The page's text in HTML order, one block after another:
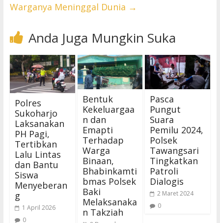
Warganya Meninggal Dunia →
Anda Juga Mungkin Suka
Polres
Sukoharjo
Laksanakan
PH Pagi,
Tertibkan
Lalu Lintas
dan Bantu
Siswa
Menyeberan
g
1 April 2026
0
Bentuk
Kekeluargaa
n dan
Emapti
Terhadap
Warga
Binaan,
Bhabinkamti
bmas Polsek
Baki
Melaksanaka
n Takziah
Pasca
Pungut
Suara
Pemilu 2024,
Polsek
Tawangsari
Tingkatkan
Patroli
Dialogis
2 Maret 2024
0